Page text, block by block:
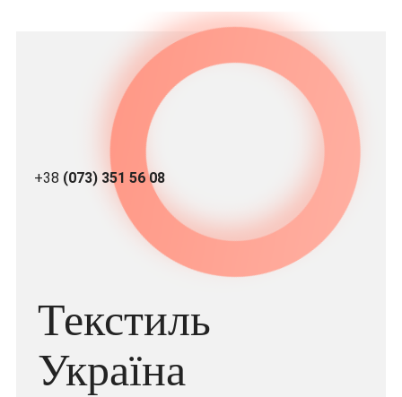
+38 (073) 351 56 08
Текстиль
Україна